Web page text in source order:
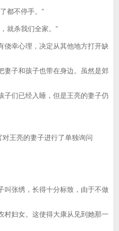
都不停手。”
就杀我们全家。”
幸心理，决定从其他地方打开缺
妻子和孩子也带在身边。虽然是郊
子们已经入睡，但是王亮的妻子仍
王亮的妻子进行了单独询问
张绣，长得十分标致，由于不做
村妇女。这使得大康从见到她那一